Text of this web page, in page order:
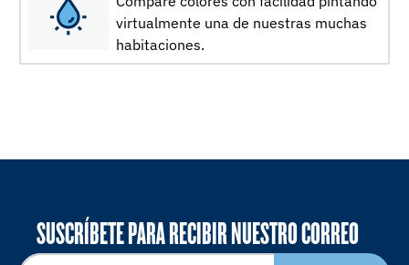
virtualmente una de nuestras muchas
habitaciones.
SUSCRÍBETE PARA RECIBIR NUESTRO CORREO